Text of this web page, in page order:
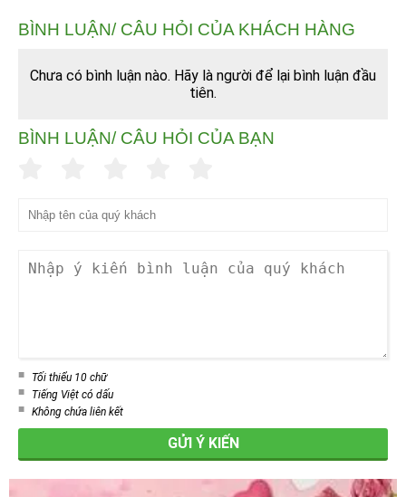
BÌNH LUẬN/ CÂU HỎI CỦA KHÁCH HÀNG
Chưa có bình luận nào. Hãy là người để lại bình luận đầu
tiên.
BÌNH LUẬN/ CÂU HỎI CỦA BẠN
Tối thiểu 10 chữ
Tiếng Việt có dấu
Không chứa liên kết
GỬI Ý KIẾN